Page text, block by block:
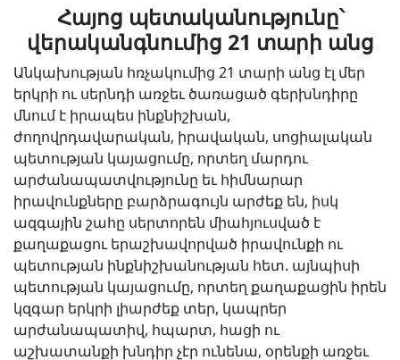
Հայոց պետականությունը՝
վերականգնումից 21 տարի անց
Անկախության հռչակումից 21 տարի անց էլ մեր
երկրի ու սերնդի առջեւ ծառացած գերխնդիրը
մնում է իրապես ինքնիշխան,
ժողովրդավարական, իրավական, սոցիալական
պետության կայացումը, որտեղ մարդու
արժանապատվությունը եւ հիմնարար
իրավունքները բարձրագույն արժեք են, իսկ
ազգային շահը սերտորեն միահյուսված է
քաղաքացու երաշխավորված իրավունքի ու
պետության ինքնիշխանության հետ. այնպիսի
պետության կայացումը, որտեղ քաղաքացին իրեն
կզգար երկրի լիարժեք տեր, կապրեր
արժանապատիվ, հպարտ, հացի ու
աշխատանքի խնդիր չէր ունենա, օրենքի առջեւ